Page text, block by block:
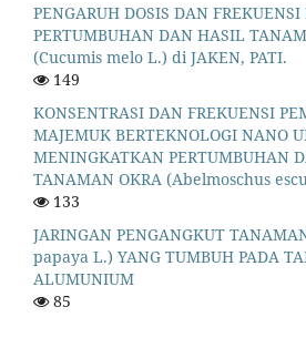
PENGARUH DOSIS DAN FREKUENSI
PERTUMBUHAN DAN HASIL
(Cucumis melo L.) di JAKEN, PATI.
149
KONSENTRASI DAN FREKUENSI
MAJEMUK BERTEKNOLOGI NANO
MENINGKATKAN PERTUMBUHAN
TANAMAN OKRA (Abelmoschus
133
JARINGAN PENGANGKUT
papaya L.) YANG TUMBUH PADA
ALUMUNIUM
85